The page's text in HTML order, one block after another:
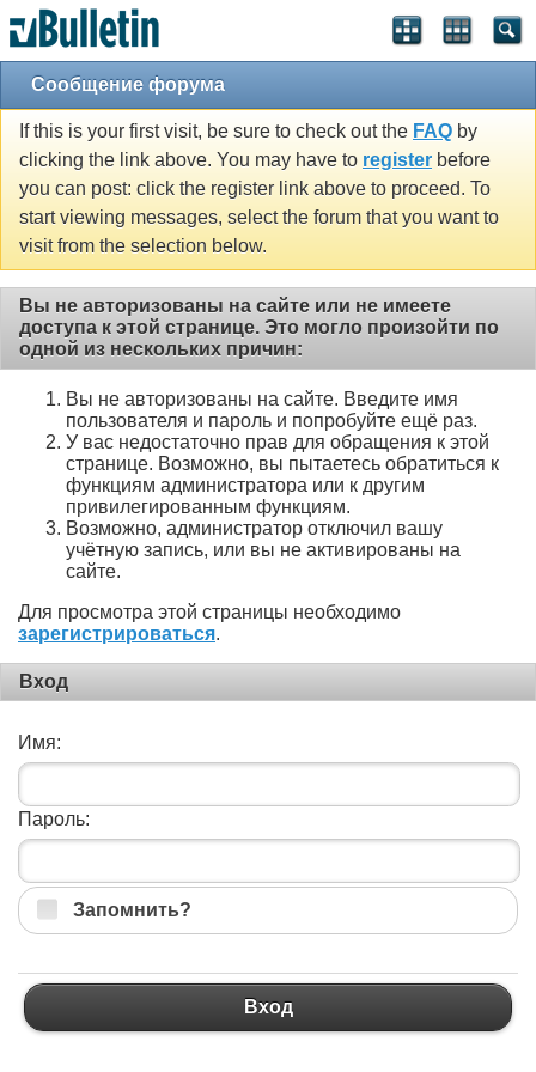
Сообщение форума
If this is your first visit, be sure to check out the FAQ by
clicking the link above. You may have to register before
you can post: click the register link above to proceed. To
start viewing messages, select the forum that you want to
visit from the selection below.
Вы не авторизованы на сайте или не имеете
доступа к этой странице. Это могло произойти по
одной из нескольких причин:
Вы не авторизованы на сайте. Введите имя
пользователя и пароль и попробуйте ещё раз.
У вас недостаточно прав для обращения к этой
странице. Возможно, вы пытаетесь обратиться к
функциям администратора или к другим
привилегированным функциям.
Возможно, администратор отключил вашу
учётную запись, или вы не активированы на
сайте.
Для просмотра этой страницы необходимо
зарегистрироваться.
Вход
Имя:
Пароль:
Запомнить?
Вход